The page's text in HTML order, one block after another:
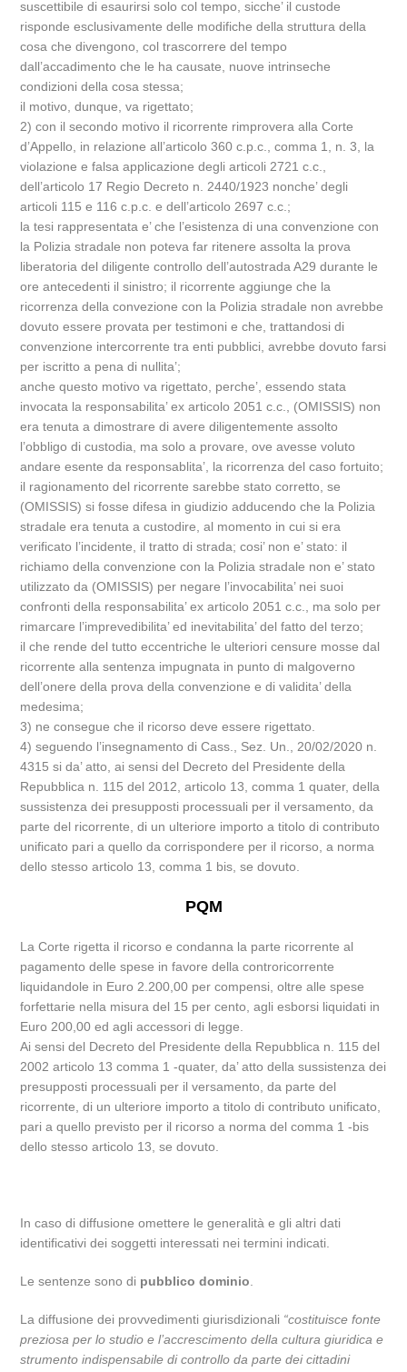
suscettibile di esaurirsi solo col tempo, sicche’ il custode
risponde esclusivamente delle modifiche della struttura della
cosa che divengono, col trascorrere del tempo
dall’accadimento che le ha causate, nuove intrinseche
condizioni della cosa stessa;
il motivo, dunque, va rigettato;
2) con il secondo motivo il ricorrente rimprovera alla Corte
d’Appello, in relazione all’articolo 360 c.p.c., comma 1, n. 3, la
violazione e falsa applicazione degli articoli 2721 c.c.,
dell’articolo 17 Regio Decreto n. 2440/1923 nonche’ degli
articoli 115 e 116 c.p.c. e dell’articolo 2697 c.c.;
la tesi rappresentata e’ che l’esistenza di una convenzione con
la Polizia stradale non poteva far ritenere assolta la prova
liberatoria del diligente controllo dell’autostrada A29 durante le
ore antecedenti il sinistro; il ricorrente aggiunge che la
ricorrenza della convezione con la Polizia stradale non avrebbe
dovuto essere provata per testimoni e che, trattandosi di
convenzione intercorrente tra enti pubblici, avrebbe dovuto farsi
per iscritto a pena di nullita’;
anche questo motivo va rigettato, perche’, essendo stata
invocata la responsabilita’ ex articolo 2051 c.c., (OMISSIS) non
era tenuta a dimostrare di avere diligentemente assolto
l’obbligo di custodia, ma solo a provare, ove avesse voluto
andare esente da responsablita’, la ricorrenza del caso fortuito;
il ragionamento del ricorrente sarebbe stato corretto, se
(OMISSIS) si fosse difesa in giudizio adducendo che la Polizia
stradale era tenuta a custodire, al momento in cui si era
verificato l’incidente, il tratto di strada; cosi’ non e’ stato: il
richiamo della convenzione con la Polizia stradale non e’ stato
utilizzato da (OMISSIS) per negare l’invocabilita’ nei suoi
confronti della responsabilita’ ex articolo 2051 c.c., ma solo per
rimarcare l’imprevedibilita’ ed inevitabilita’ del fatto del terzo;
il che rende del tutto eccentriche le ulteriori censure mosse dal
ricorrente alla sentenza impugnata in punto di malgoverno
dell’onere della prova della convenzione e di validita’ della
medesima;
3) ne consegue che il ricorso deve essere rigettato.
4) seguendo l’insegnamento di Cass., Sez. Un., 20/02/2020 n.
4315 si da’ atto, ai sensi del Decreto del Presidente della
Repubblica n. 115 del 2012, articolo 13, comma 1 quater, della
sussistenza dei presupposti processuali per il versamento, da
parte del ricorrente, di un ulteriore importo a titolo di contributo
unificato pari a quello da corrispondere per il ricorso, a norma
dello stesso articolo 13, comma 1 bis, se dovuto.
PQM
La Corte rigetta il ricorso e condanna la parte ricorrente al
pagamento delle spese in favore della controricorrente
liquidandole in Euro 2.200,00 per compensi, oltre alle spese
forfettarie nella misura del 15 per cento, agli esborsi liquidati in
Euro 200,00 ed agli accessori di legge.
Ai sensi del Decreto del Presidente della Repubblica n. 115 del
2002 articolo 13 comma 1 -quater, da’ atto della sussistenza dei
presupposti processuali per il versamento, da parte del
ricorrente, di un ulteriore importo a titolo di contributo unificato,
pari a quello previsto per il ricorso a norma del comma 1 -bis
dello stesso articolo 13, se dovuto.
In caso di diffusione omettere le generalità e gli altri dati
identificativi dei soggetti interessati nei termini indicati.
Le sentenze sono di pubblico dominio
La diffusione dei provvedimenti giurisdizionali “costituisce fonte
preziosa per lo studio e l’accrescimento della cultura giuridica e
strumento indispensabile di controllo da parte dei cittadini